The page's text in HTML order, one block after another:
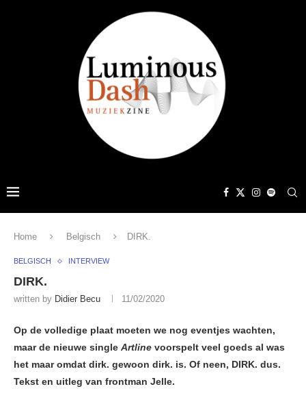
Home Belgisch DIRK.
BELGISCH INTERVIEW
DIRK.
written by Didier Becu 11/02/2020
Op de volledige plaat moeten we nog eventjes wachten,
maar de nieuwe single Artline voorspelt veel goeds al was
het maar omdat dirk. gewoon dirk. is. Of neen, DIRK. dus.
Tekst en uitleg van frontman Jelle.